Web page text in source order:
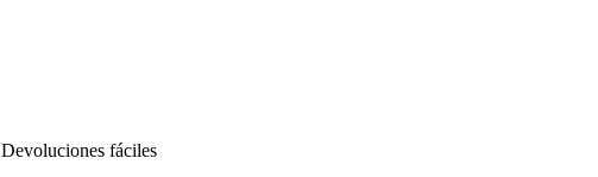
Devoluciones fáciles